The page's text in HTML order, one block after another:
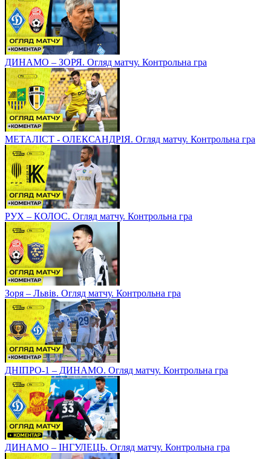
ДИНАМО – ЗОРЯ. Огляд матчу. Контрольна гра
МЕТАЛІСТ - ОЛЕКСАНДРІЯ. Огляд матчу. Контрольна гра
РУХ – КОЛОС. Огляд матчу. Контрольна гра
Зоря – Львів. Огляд матчу. Контрольна гра
ДНІПРО-1 – ДИНАМО. Огляд матчу. Контрольна гра
ДИНАМО – ІНГУЛЕЦЬ. Огляд матчу. Контрольна гра